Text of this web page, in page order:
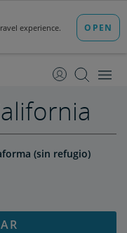
(sin refugio)